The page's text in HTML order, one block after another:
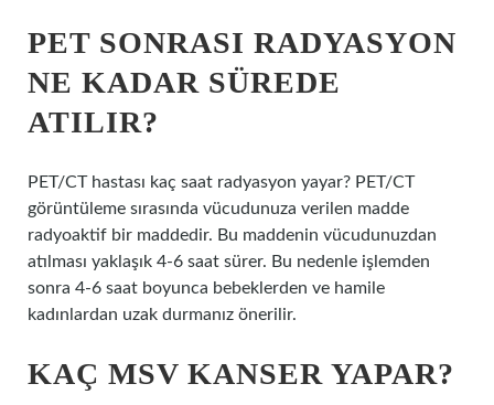
PET SONRASI RADYASYON
NE KADAR SÜREDE
ATILIR?
PET/CT hastası kaç saat radyasyon yayar? PET/CT
görüntüleme sırasında vücudunuza verilen madde
radyoaktif bir maddedir. Bu maddenin vücudunuzdan
atılması yaklaşık 4-6 saat sürer. Bu nedenle işlemden
sonra 4-6 saat boyunca bebeklerden ve hamile
kadınlardan uzak durmanız önerilir.
KAÇ MSV KANSER YAPAR?